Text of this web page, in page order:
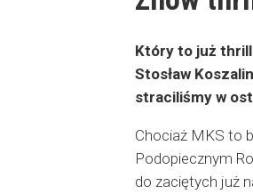
Który to już
Stosław
straciliśmy w
Chociaż MKS to
Podopiecznym
do zaciętych już